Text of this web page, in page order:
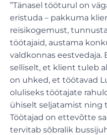
”Tänasel tööturul on
eristuda – pakkuma
reisikogemust,
töötajaid, austama
valdkonnas
selliselt, et klient tuleb
on uhked, et töötavad
oluliseks töötajate
ühiselt seljatamist ning
Töötajad on ettevõtte
tervitab sõbralik